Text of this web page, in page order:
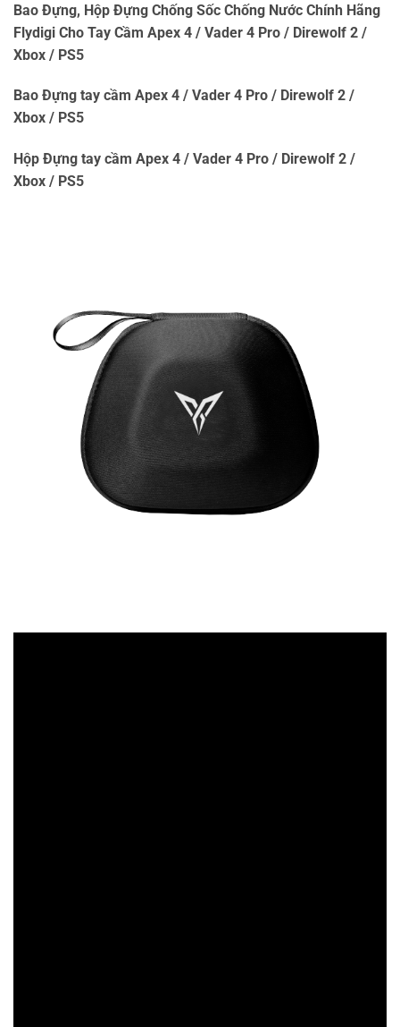
Bao Đựng, Hộp Đựng Chống Sốc Chống Nước Chính Hãng
Flydigi Cho Tay Cầm Apex 4 / Vader 4 Pro / Direwolf 2 /
Xbox / PS5
Bao Đựng tay cầm Apex 4 / Vader 4 Pro / Direwolf 2 /
Xbox / PS5
Hộp Đựng tay cầm Apex 4 / Vader 4 Pro / Direwolf 2 /
Xbox / PS5